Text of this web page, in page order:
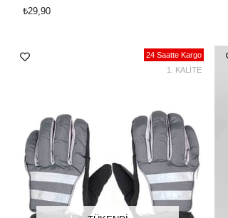
₺29,90
24 Saatte Kargo
1. KALİTE